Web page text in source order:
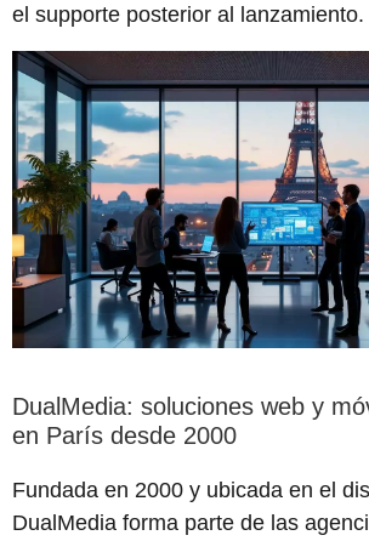
el supporte posterior al lanzamiento.
DualMedia: soluciones web y
en París desde 2000
Fundada en 2000 y ubicada en el
DualMedia forma parte de las